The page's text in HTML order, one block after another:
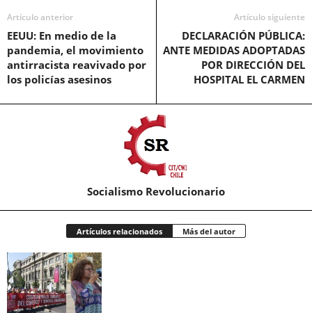
Artículo anterior
EEUU: En medio de la
pandemia, el movimiento
antirracista reavivado por
los policías asesinos
Artículo siguiente
DECLARACIÓN PÚBLICA:
ANTE MEDIDAS ADOPTADAS
POR DIRECCIÓN DEL
HOSPITAL EL CARMEN
Socialismo Revolucionario
Artículos relacionados Más del autor